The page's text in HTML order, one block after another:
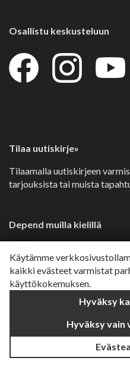
Käytämme
kaikki evästeet varmistat
käyttökokemuksen.
Hyväksy
Hyväksy
Osallistu keskusteluun
Tilaa uutiskirje»
Tilaamalla uutiskirjeen
tarjouksista tai muista
Depend muilla kielillä
Dansk»
Norsk»